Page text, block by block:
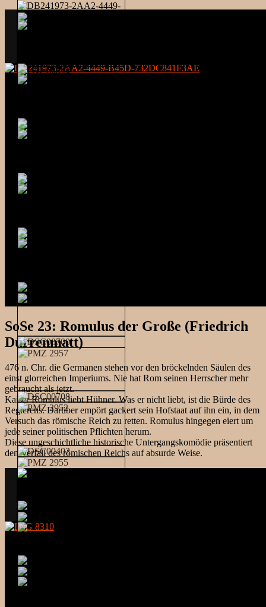
SoSe 23: Romulus der Große (Friedrich
Dürrenmatt)
476 n. Chr. die Germanen stehen vor den bröckelnden Säulen des
einst glorreichen Imperiums. Nie hat Rom seinen Herrscher mehr
gebraucht als jetzt.
Kaiser Romulus liebt Hühner. Was er nicht liebt, ist die Bürde des
Regierens. Darüber empört gackert sein Hofstaat auf ihn ein, in dem
Versuch das römische Reich zu retten. Romulus hingegen eiert um
jede seiner politischen Pflichten herum.
Diese ungeschichtliche historische Untergangskomödie präsentiert
den Verfall des römischen Reichs auf absurde Weise.